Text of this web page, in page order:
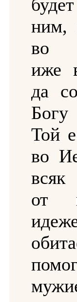
ним,
во
иже
да
Той
во
всяк
от